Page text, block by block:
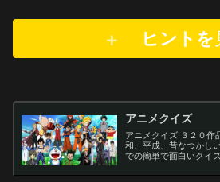
ヒントを
アニメクイズ
アニメクイズ ３２０
和、平成、昔なつかし
での簡単で面白いクイ
ど一問一答から3択・4